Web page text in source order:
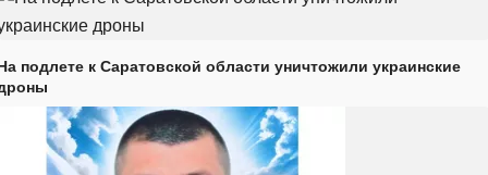
подлете к Саратовской области уничтожили украинские